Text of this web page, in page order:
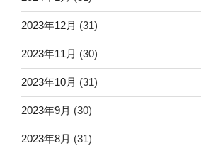
2023年12月 (31)
2023年11月 (30)
2023年10月 (31)
2023年9月 (30)
2023年8月 (31)